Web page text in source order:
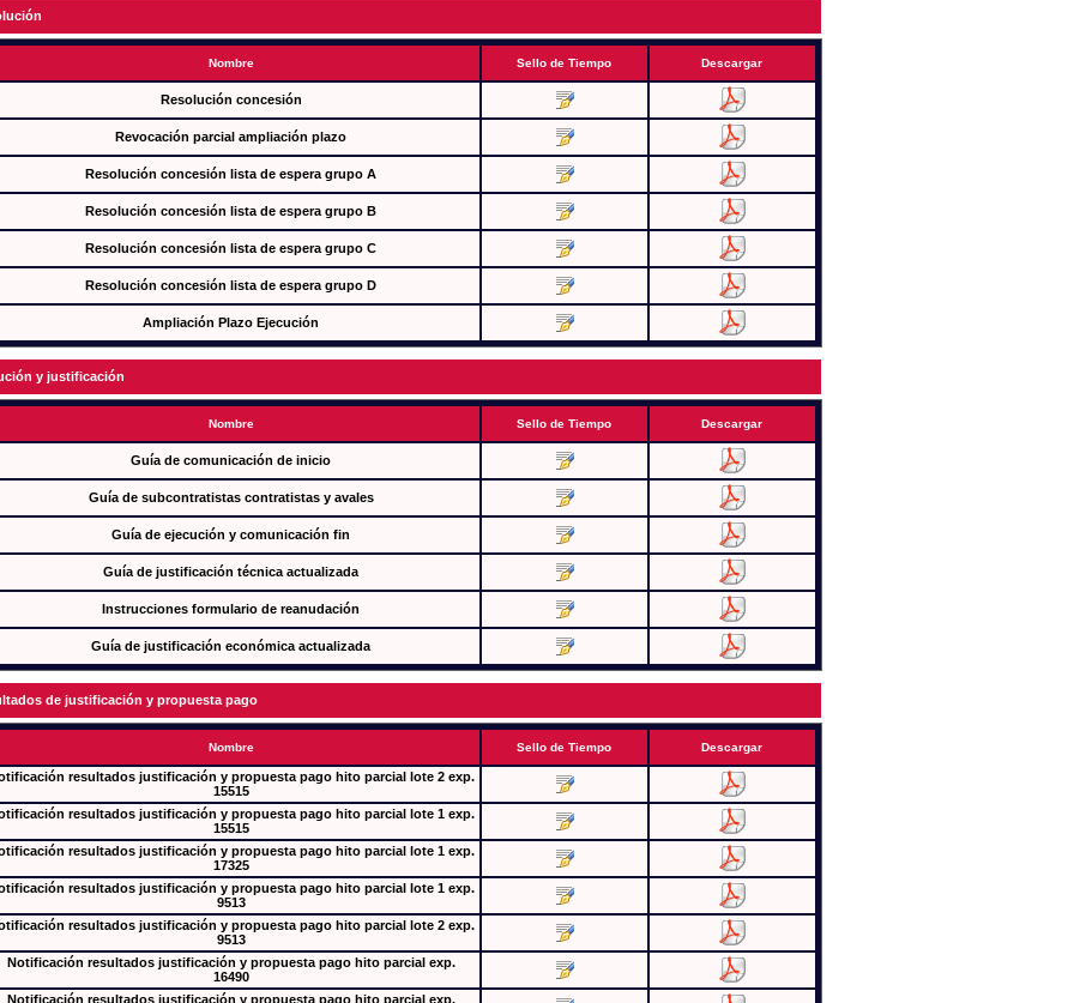
Nombre Sello de Tiempo Descargar
Resolución concesión
Revocación parcial ampliación plazo
Resolución concesión lista de espera grupo A
Resolución concesión lista de espera grupo B
Resolución concesión lista de espera grupo C
Resolución concesión lista de espera grupo D
Ampliación Plazo Ejecución
y justificación
Nombre Sello de Tiempo Descargar
Guía de comunicación de inicio
Guía de subcontratistas contratistas y avales
Guía de ejecución y comunicación fin
Guía de justificación técnica actualizada
Instrucciones formulario de reanudación
Guía de justificación económica actualizada
de justificación y propuesta pago
Nombre Sello de Tiempo Descargar
resultados justificación y propuesta pago hito parcial lote 2 exp.
15515
resultados justificación y propuesta pago hito parcial lote 1 exp.
15515
resultados justificación y propuesta pago hito parcial lote 1 exp.
17325
resultados justificación y propuesta pago hito parcial lote 1 exp.
9513
resultados justificación y propuesta pago hito parcial lote 2 exp.
9513
Notificación resultados justificación y propuesta pago hito parcial exp.
16490
Notificación resultados justificación y propuesta pago hito parcial exp.